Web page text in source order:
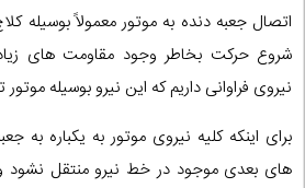
اتصال جعبه دنده به موتور معمولاً بوسیله
شروع حرکت بخاطر وجود مقاومت های زیاد
نیروی فراوانی داریم که این نیرو بوسیله
برای اینکه کلیه نیروی موتور به یکباره به
های بعدی موجود در خط نیرو منتقل نشود و